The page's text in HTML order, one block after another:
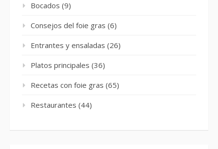
Bocados (9)
Consejos del foie gras (6)
Entrantes y ensaladas (26)
Platos principales (36)
Recetas con foie gras (65)
Restaurantes (44)